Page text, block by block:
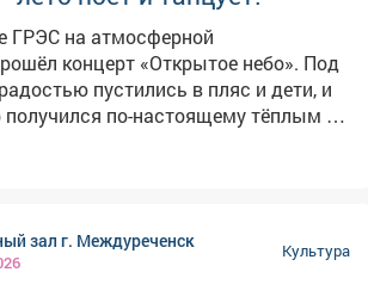
(глубокая работа с внутренними
ограничено. Не откладывайте - оно
ГРЭС на атмосферной
концерт «Открытое небо». Под
пустились в пляс и дети, и
получился по-настоящему тёплым и
📸Подробности- в нашем материале!
зал г. Междуреченск Культура